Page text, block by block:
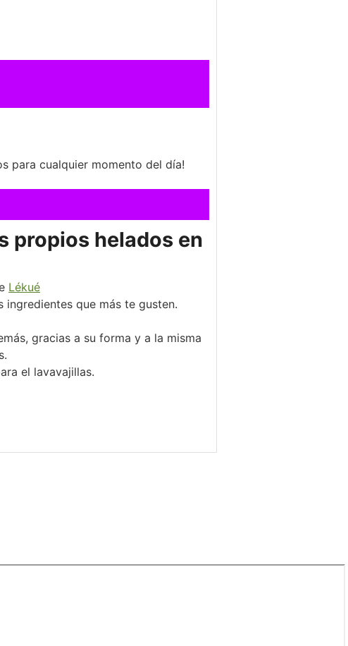
para cualquier momento del día!
propios helados en
Lékué
que más te gusten.
gracias a su forma y a la misma
el lavavajillas.